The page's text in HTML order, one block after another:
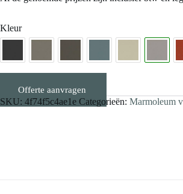
Kleur
Offerte aanvragen
SKU: 4f74f5c4ae1e Categorieën: Marmoleum